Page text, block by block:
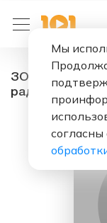
ЗОЛОТАЯ
радио онлайн.
Мы